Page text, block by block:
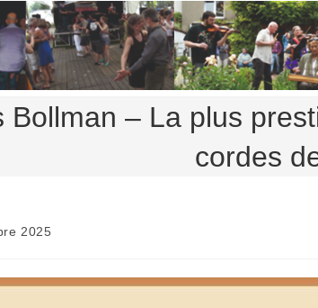
Bollman – La plus
cordes
2025